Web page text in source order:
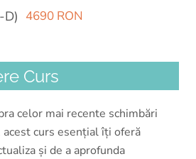
D) 4690 RON
Curs
celor mai recente schimbări
curs esențial îți oferă
și de a aprofunda